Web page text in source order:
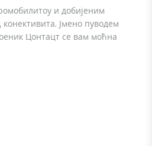
и добијеним
Јмено пуводем
Цонтацт се вам моћна